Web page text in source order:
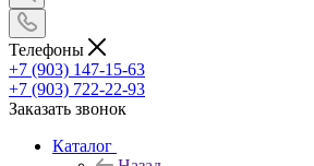
Телефоны
+7 (903) 147-15-63
+7 (903) 722-22-93
Заказать звонок
Каталог